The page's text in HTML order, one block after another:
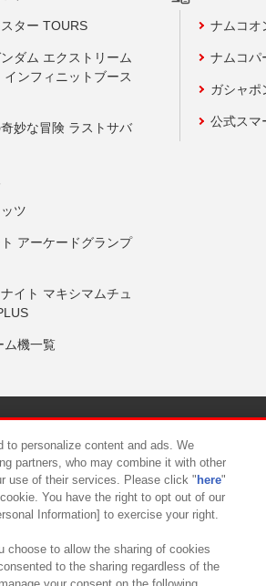
ター TOURS
ダム エクストリーム
インフィニットブース
妙な冒険 ラストサバ
ツ
アーケードグランプ
イト マキシマムチュ
ム機一覧
ナムコオ
ナムコパ
ガシャポ
公式スマ
て カスタマーハラスメント対応方針
personalize content and ads. We
partners, who may combine it with other
use of their services. Please click " here"
You have the right to opt out of our
Information] to exercise your right.
choose to allow the sharing of cookies
to the sharing regardless of the